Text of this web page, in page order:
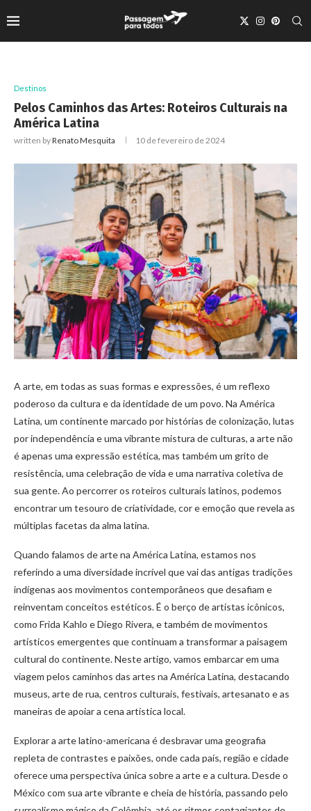
Destinos
Pelos Caminhos das Artes: Roteiros Culturais na
América Latina
written byRenato Mesquita 10 de fevereiro de 2024
A arte, em todas as suas formas e expressões, é um reflexo
poderoso da cultura e da identidade de um povo. Na América
Latina, um continente marcado por histórias de colonização, lutas
por independência e uma vibrante mistura de culturas, a arte não
é apenas uma expressão estética, mas também um grito de
resistência, uma celebração de vida e uma narrativa coletiva de
sua gente. Ao percorrer os roteiros culturais latinos, podemos
encontrar um tesouro de criatividade, cor e emoção que revela as
múltiplas facetas da alma latina.
Quando falamos de arte na América Latina, estamos nos
referindo a uma diversidade incrível que vai das antigas tradições
indígenas aos movimentos contemporâneos que desafiam e
reinventam conceitos estéticos. É o berço de artistas icônicos,
como Frida Kahlo e Diego Rivera, e também de movimentos
artísticos emergentes que continuam a transformar a paisagem
cultural do continente. Neste artigo, vamos embarcar em uma
viagem pelos caminhos das artes na América Latina, destacando
museus, arte de rua, centros culturais, festivais, artesanato e as
maneiras de apoiar a cena artística local.
Explorar a arte latino-americana é desbravar uma geografia
repleta de contrastes e paixões, onde cada país, região e cidade
oferece uma perspectiva única sobre a arte e a cultura. Desde o
México com sua arte vibrante e cheia de história, passando pelo